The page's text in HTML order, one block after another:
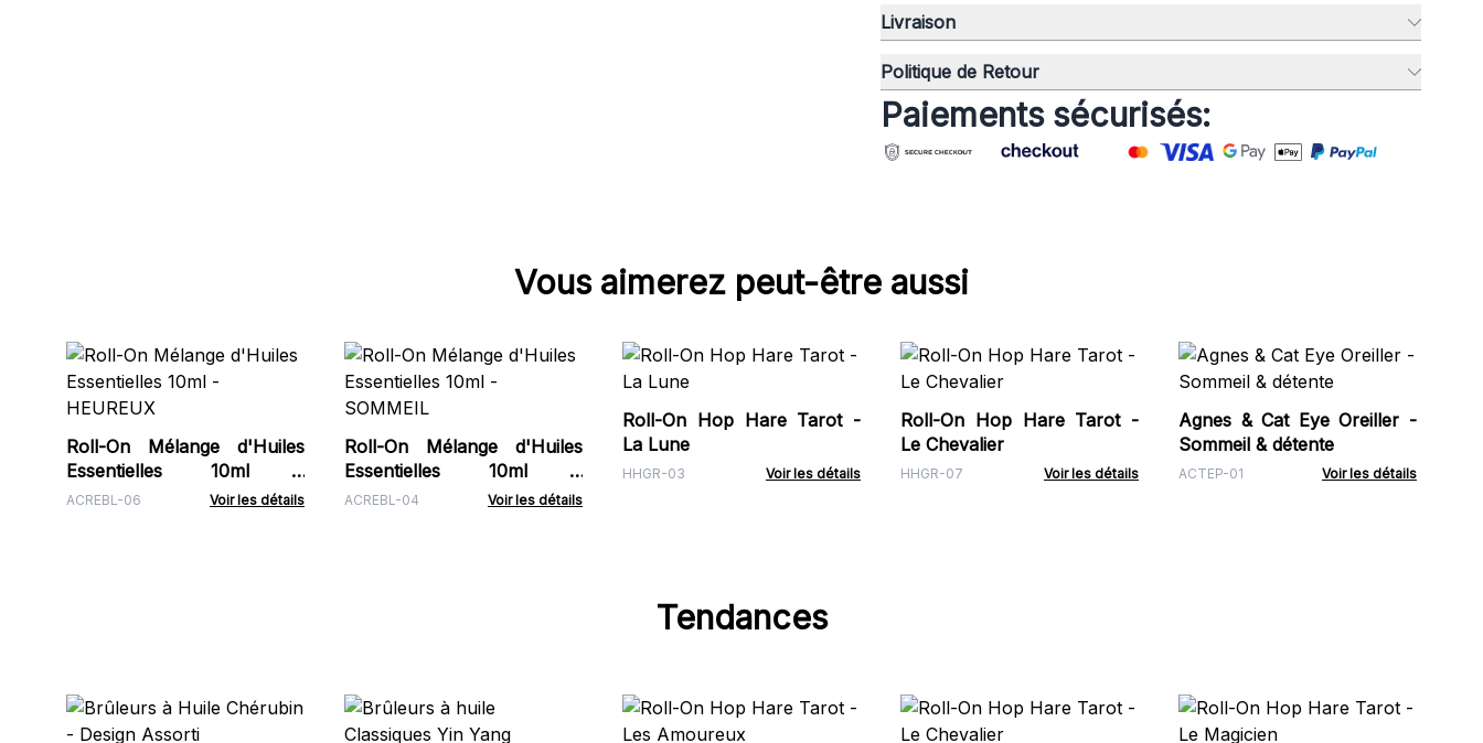
Livraison
Politique de Retour
Paiements sécurisés:
Vous aimerez peut-être aussi
Roll-On Mélange d'Huiles
Essentielles 10ml -
HEUREUX
ACREBL-06 Voir les détails
Roll-On Mélange d'Huiles
Essentielles 10ml -
SOMMEIL
ACREBL-04 Voir les détails
Roll-On Hop Hare Tarot -
La Lune
HHGR-03 Voir les détails
Roll-On Hop Hare Tarot -
Le Chevalier
HHGR-07 Voir les détails
Agnes & Cat Eye Oreiller -
Sommeil & détente
ACTEP-01 Voir les détails
Tendances